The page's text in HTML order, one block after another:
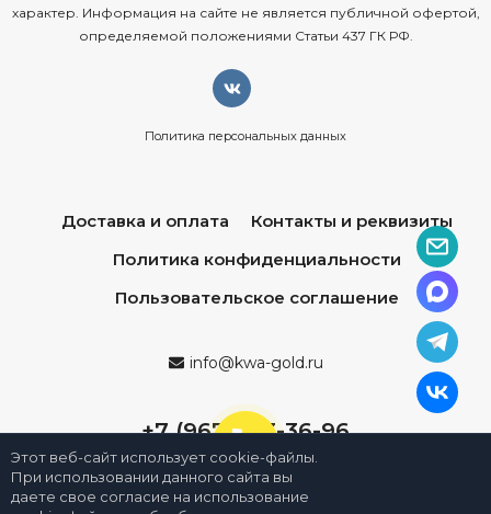
характер. Информация на сайте не является публичной офертой,
определяемой положениями Статьи 437 ГК РФ.
Политика персональных данных
Доставка и оплата
Контакты и реквизиты
Политика конфиденциальности
Пользовательское соглашение
info@kwa-gold.ru
+7 (967) 013-36-96
Этот веб-сайт использует cookie-файлы.
При использовании данного сайта вы
даете свое согласие на использование